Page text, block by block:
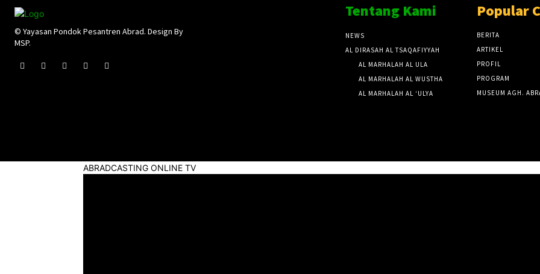
© Yayasan Pondok Pesantren Abrad. Design By
MSP.
Tentang Kami
NEWS
AL DIRASAH AL TSAQAFIYYAH
AL MARHALAH AL ULA
AL MARHALAH AL WUSTHA
AL MARHALAH AL ‘ULYA
Popular
BERITA
ARTIKEL
PROFIL
PROGRAM
MUSEUM AGH.
ABRADCASTING ONLINE TV